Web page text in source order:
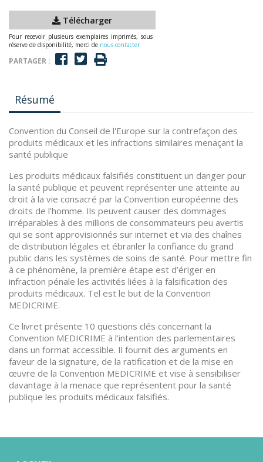
Télécharger
Pour recevoir plusieurs exemplaires imprimés, sous
réserve de disponibilité, merci de nous contacter
PARTAGER :
Résumé
Convention du Conseil de l'Europe sur la contrefaçon des
produits médicaux et les infractions similaires menaçant la
santé publique
Les produits médicaux falsifiés constituent un danger pour
la santé publique et peuvent représenter une atteinte au
droit à la vie consacré par la Convention européenne des
droits de l’homme. Ils peuvent causer des dommages
irréparables à des millions de consommateurs peu avertis
qui se sont approvisionnés sur internet et via des chaînes
de distribution légales et ébranler la confiance du grand
public dans les systèmes de soins de santé. Pour mettre fin
à ce phénomène, la première étape est d’ériger en
infraction pénale les activités liées à la falsification des
produits médicaux. Tel est le but de la Convention
MEDICRIME.
Ce livret présente 10 questions clés concernant la
Convention MEDICRIME à l’intention des parlementaires
dans un format accessible. Il fournit des arguments en
faveur de la signature, de la ratification et de la mise en
œuvre de la Convention MEDICRIME et vise à sensibiliser
davantage à la menace que représentent pour la santé
publique les produits médicaux falsifiés.